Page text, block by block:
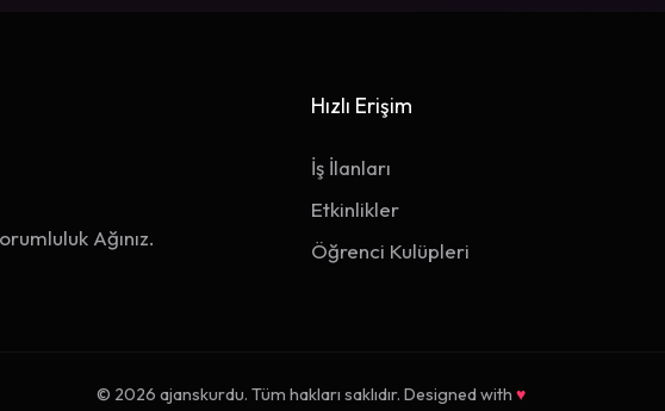
Ağınız.
Hızlı Erişim
İş İlanları
Etkinlikler
Öğrenci Kulüpleri
© 2026 ajanskurdu. Tüm hakları saklıdır. Designed with ♥